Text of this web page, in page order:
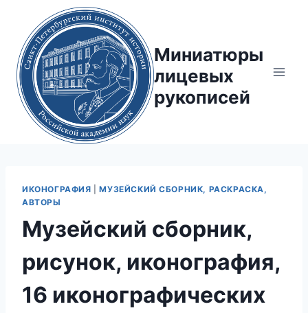
содержимому
Миниатюры
лицевых
рукописей
ИКОНОГРАФИЯ |МУЗЕЙСКИЙ СБОРНИК, РАСКРАСКА,
АВТОРЫ
Музейский сборник,
рисунок, иконография,
16 иконографических